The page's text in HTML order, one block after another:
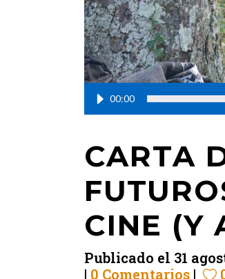
00:00
CARTA
CINE (Y
Publicado el 31
0 Comentarios